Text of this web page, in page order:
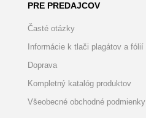
PRE PREDAJCOV
Časté otázky
Informácie k tlači plagátov a fólií
Doprava
Kompletný katalóg produktov
Všeobecné obchodné podmienky